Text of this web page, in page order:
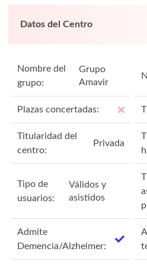
Datos del Centro
Nombre del
grupo:
Grupo
Amavir
Plazas concertadas:
Titularidad del
centro:
Privada
Tipo de
usuarios:
Válidos y
asistidos
Admite
Demencia/Alzheimer: